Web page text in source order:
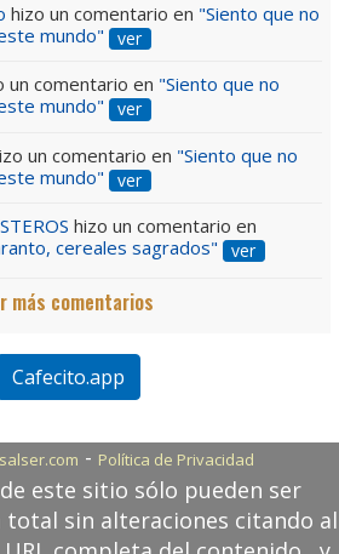
hizo un comentario en "Siento que no
mundo"
ver
un comentario en "Siento que no
mundo"
ver
un comentario en "Siento que no
mundo"
ver
hizo un comentario en
cereales sagrados"
ver
más comentarios
Cafecito.app
- Política de Privacidad
este sitio sólo pueden ser
sin alteraciones citando al